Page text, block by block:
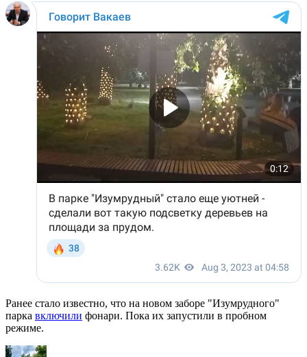
Ранее стало известно, что на новом заборе "Изумрудного"
парка включили фонари. Пока их запустили в пробном
режиме.